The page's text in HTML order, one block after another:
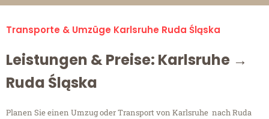
Transporte & Umzüge Karlsruhe Ruda Śląska
Leistungen & Preise: Karlsruhe →
Ruda Śląska
Planen Sie einen Umzug oder Transport von Karlsruhe nach Ruda